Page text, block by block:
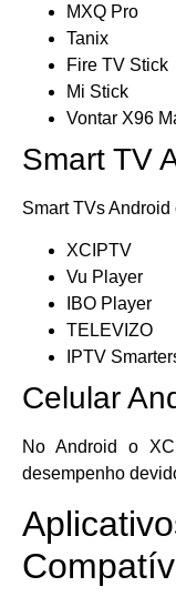
MXQ Pro
Tanix
Fire TV Stick
Mi Stick
Vontar X96
Smart TV
Smart TVs
XCIPTV
Vu Player
IBO Player
TELEVIZO
IPTV
Celular
No Android o
desempenho